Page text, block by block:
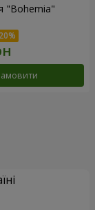
"Bohemia"